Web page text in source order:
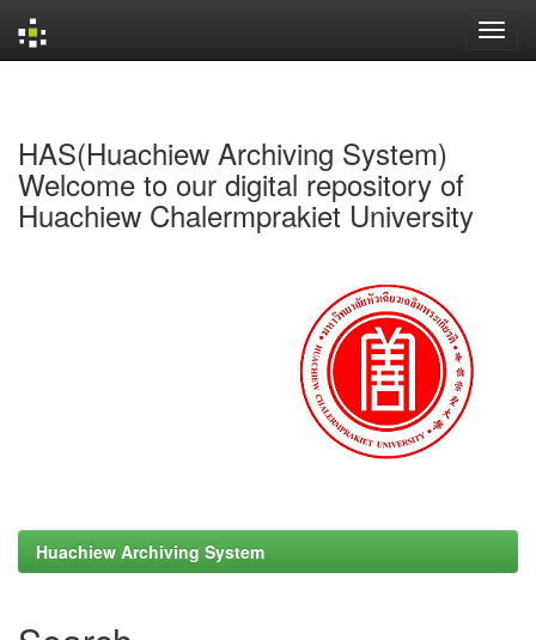
HAS(Huachiew Archiving System)
Welcome to our digital repository of
Huachiew Chalermprakiet University
Huachiew Archiving System